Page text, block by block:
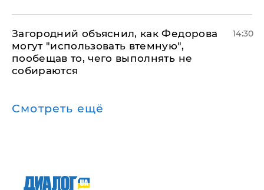
Загородний объяснил, как Федорова
могут "использовать втемную",
пообещав то, чего выполнять не
собираются
14:30
Смотреть ещё